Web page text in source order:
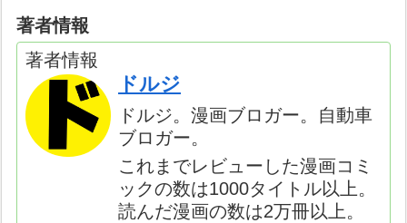
著者情報
著者情報
ドルジ
ドルジ。漫画ブロガー。自動車
ブロガー。
これまでレビューした漫画コミ
ックの数は1000タイトル以上。
読んだ漫画の数は2万冊以上。